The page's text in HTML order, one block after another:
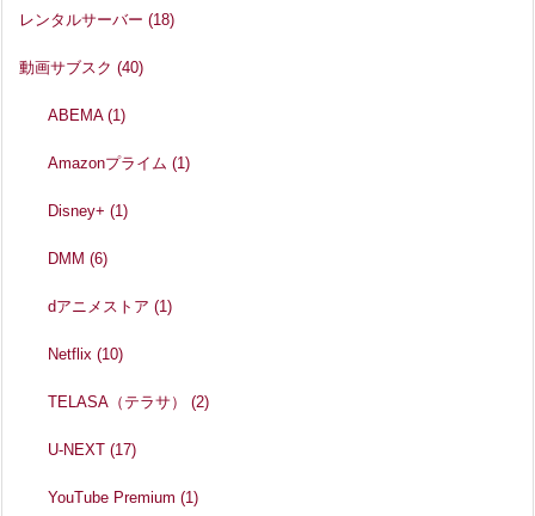
レンタルサーバー (18)
動画サブスク (40)
ABEMA(1)
Amazonプライム(1)
Disney+(1)
DMM(6)
dアニメストア(1)
Netflix(10)
TELASA（テラサ）(2)
U-NEXT(17)
YouTube Premium(1)